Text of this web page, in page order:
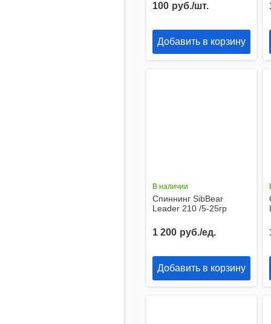
100 руб./шт.
Добавить в корзину
В наличии
Спиннинг SibBear
Leader 210 /5-25гр
1 200 руб./ед.
Добавить в корзину